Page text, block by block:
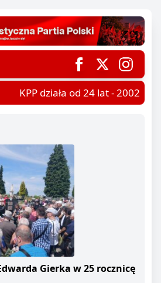
KPP działa od 24 lat - 2002-2026
Gierka w 25 rocznicę